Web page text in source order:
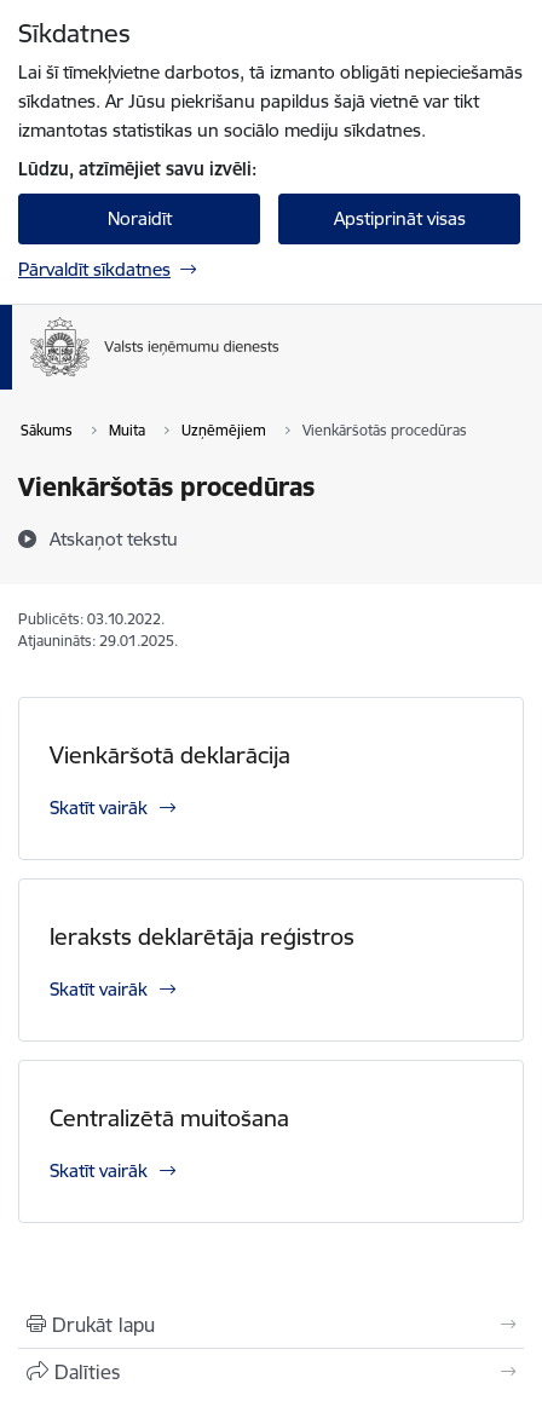
Sīkdatnes
Lai šī tīmekļvietne darbotos, tā izmanto obligāti nepieciešamās
sīkdatnes. Ar Jūsu piekrišanu papildus šajā vietnē var tikt
izmantotas statistikas un sociālo mediju sīkdatnes.
Lūdzu, atzīmējiet savu izvēli:
Noraidīt Apstiprināt visas
Pārvaldīt sīkdatnes
Sākums Muita Uzņēmējiem Vienkāršotās procedūras
Vienkāršotās procedūras
Atskaņot tekstu
Publicēts: 03.10.2022.
Atjaunināts: 29.01.2025.
Vienkāršotā deklarācija
Skatīt vairāk
Ieraksts deklarētāja reģistros
Skatīt vairāk
Centralizētā muitošana
Skatīt vairāk
Drukāt lapu
Dalīties